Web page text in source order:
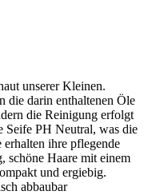
unserer Kleinen.
die darin enthaltenen Öle
die Reinigung erfolgt
Seife PH Neutral, was die
ihre pflegende
Haare mit einem
und ergiebig.
abbaubar